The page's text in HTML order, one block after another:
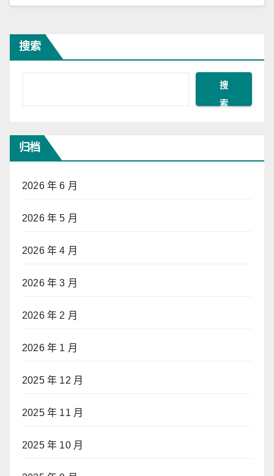
搜索
搜
索
归档
2026 年 6 月
2026 年 5 月
2026 年 4 月
2026 年 3 月
2026 年 2 月
2026 年 1 月
2025 年 12 月
2025 年 11 月
2025 年 10 月